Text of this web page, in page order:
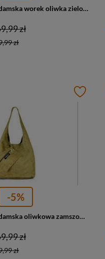
Skórzana torebka damska worek oliwka zielona Vera Pelle W18
zł
zł
-5%
Skórzana torebka damska oliwkowa zamszowa worek Vera Pelle N88
zł
zł